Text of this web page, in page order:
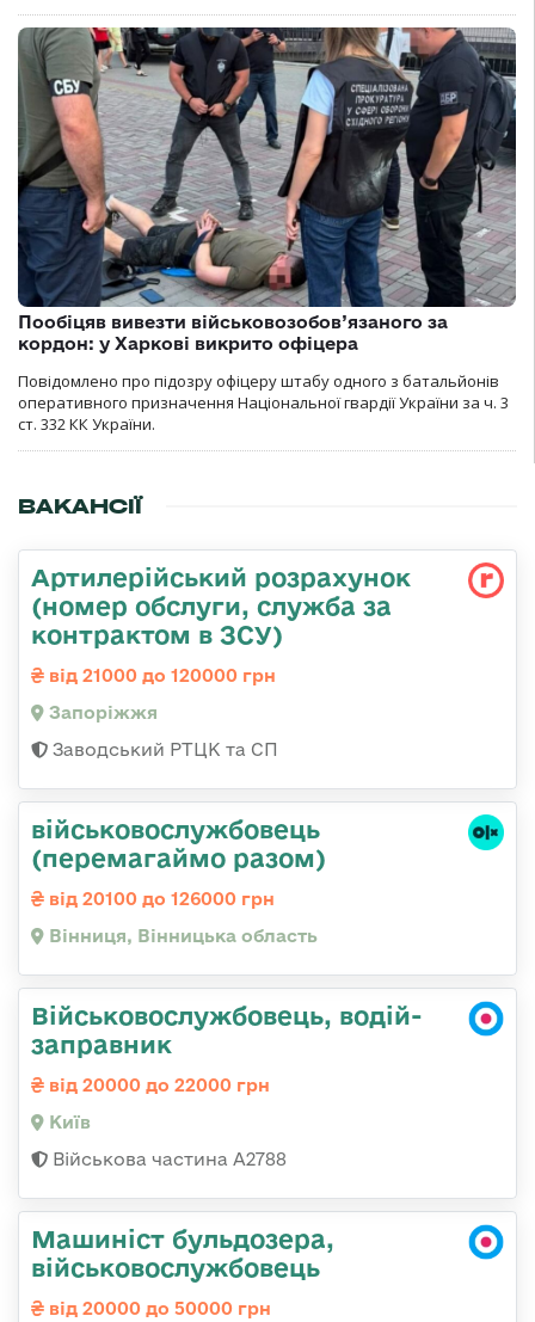
Пообіцяв вивезти військовозобов’язаного за
кордон: у Харкові викрито офіцера
Повідомлено про підозру офіцеру штабу одного з батальйонів
оперативного призначення Національної гвардії України за ч. 3
ст. 332 КК України.
ВАКАНСІЇ
Артилерійський розрахунок
(номер обслуги, служба за
контрактом в ЗСУ)
від 21000 до 120000 грн
Запоріжжя
Заводський РТЦК та СП
військовослужбовець
(перемагаймо разом)
від 20100 до 126000 грн
Вінниця, Вінницька область
Військовослужбовець, водій-
заправник
від 20000 до 22000 грн
Київ
Військова частина А2788
Машиніст бульдозера,
військовослужбовець
від 20000 до 50000 грн